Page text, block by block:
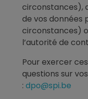
circonstances),
de vos données
circonstances)
l’autorité de
Pour exercer
questions sur
: dpo@spi.be